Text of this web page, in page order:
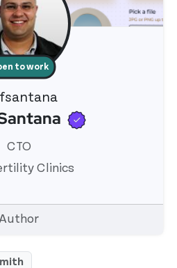
to work
View 's profile
CTO
Clinics